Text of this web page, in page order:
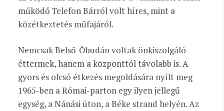
működő Telefon Bárról volt híres, mint a
közétkeztetés műfajáról.
Nemcsak Belső-Óbudán voltak önkiszolgáló
éttermek, hanem a központtól távolabb is. A
gyors és olcsó étkezés megoldására nyílt meg
1965-ben a Római-parton egy ilyen jellegű
egység, a Nánási úton, a Béke strand helyén. Az